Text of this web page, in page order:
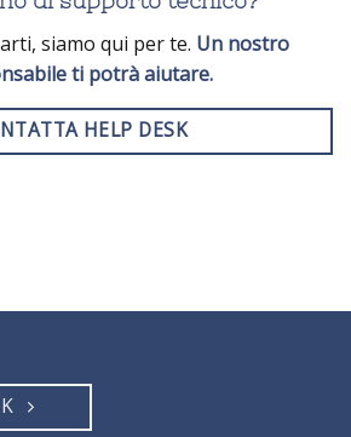
siamo qui per te. Un nostro
ti potrà aiutare.
HELP DESK